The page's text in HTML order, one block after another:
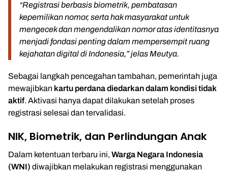
“Registrasi berbasis biometrik, pembatasan
kepemilikan nomor, serta hak masyarakat untuk
mengecek dan mengendalikan nomor atas identitasnya
menjadi fondasi penting dalam mempersempit ruang
kejahatan digital di Indonesia,” jelas Meutya.
Sebagai langkah pencegahan tambahan, pemerintah juga
mewajibkan kartu perdana diedarkan dalam kondisi tidak
aktif. Aktivasi hanya dapat dilakukan setelah proses
registrasi selesai dan tervalidasi.
NIK, Biometrik, dan Perlindungan Anak
Dalam ketentuan terbaru ini, Warga Negara Indonesia
(WNI) diwajibkan melakukan registrasi menggunakan